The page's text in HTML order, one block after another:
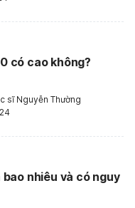
có cao không?
sĩ Nguyễn Thường
nhiêu và có nguy